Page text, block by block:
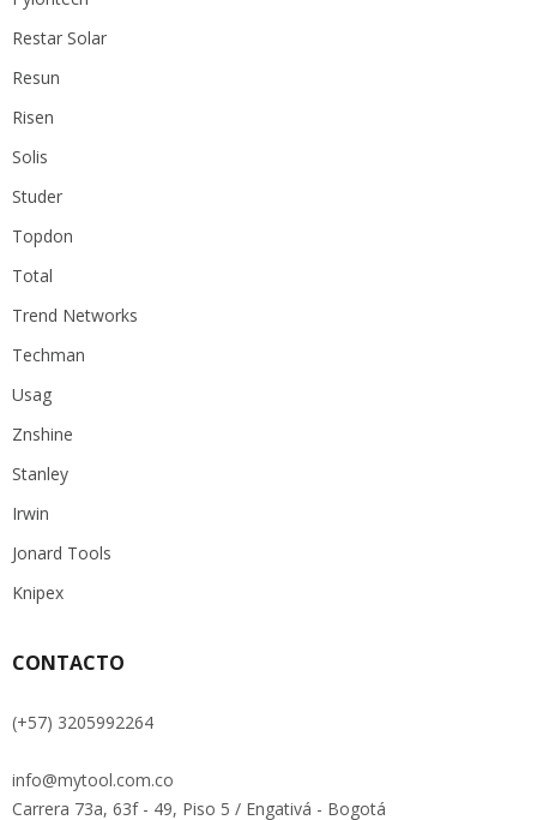
Restar Solar
Resun
Risen
Solis
Studer
Topdon
Total
Trend Networks
Techman
Usag
Znshine
Stanley
Irwin
Jonard Tools
Knipex
CONTACTO
(+57) 3205992264
info@mytool.com.co
Carrera 73a, 63f - 49, Piso 5 / Engativá - Bogotá